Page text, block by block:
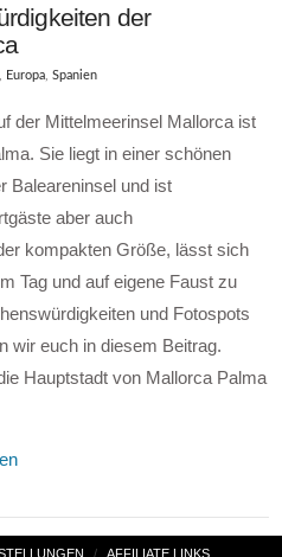
der
, Europa,Spanien
der Mittelmeerinsel Mallorca ist
Sie liegt in einer schönen
Baleareninsel und ist
aber auch
kompakten Größe, lässt sich
Tag und auf eigene Faust zu
und Fotospots
wir euch in diesem Beitrag.
Hauptstadt von Mallorca Palma
AFFILIATE LINKS